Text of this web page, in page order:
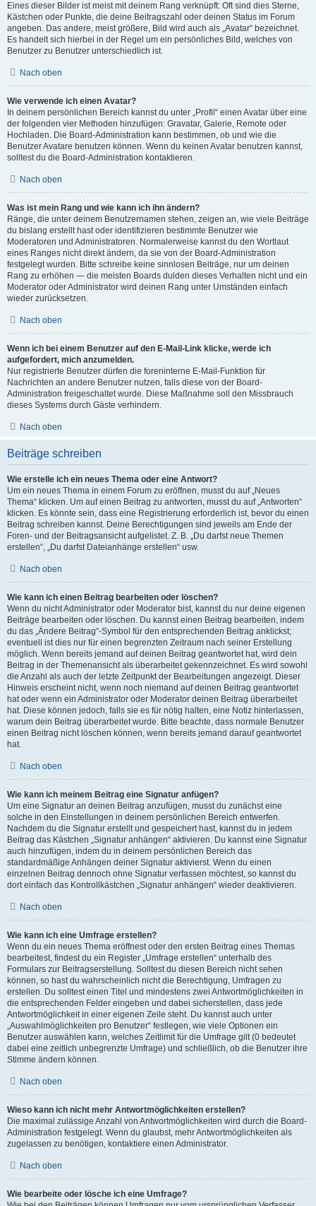
Eines dieser Bilder ist meist mit deinem Rang verknüpft: Oft sind dies Sterne,
Kästchen oder Punkte, die deine Beitragszahl oder deinen Status im Forum
angeben. Das andere, meist größere, Bild wird auch als „Avatar“ bezeichnet.
Es handelt sich hierbei in der Regel um ein persönliches Bild, welches von
Benutzer zu Benutzer unterschiedlich ist.
Nach oben
Wie verwende ich einen Avatar?
In deinem persönlichen Bereich kannst du unter „Profil“ einen Avatar über eine
der folgenden vier Methoden hinzufügen: Gravatar, Galerie, Remote oder
Hochladen. Die Board-Administration kann bestimmen, ob und wie die
Benutzer Avatare benutzen können. Wenn du keinen Avatar benutzen kannst,
solltest du die Board-Administration kontaktieren.
Nach oben
Was ist mein Rang und wie kann ich ihn ändern?
Ränge, die unter deinem Benutzernamen stehen, zeigen an, wie viele Beiträge
du bislang erstellt hast oder identifizieren bestimmte Benutzer wie
Moderatoren und Administratoren. Normalerweise kannst du den Wortlaut
eines Ranges nicht direkt ändern, da sie von der Board-Administration
festgelegt wurden. Bitte schreibe keine sinnlosen Beiträge, nur um deinen
Rang zu erhöhen — die meisten Boards dulden dieses Verhalten nicht und ein
Moderator oder Administrator wird deinen Rang unter Umständen einfach
wieder zurücksetzen.
Nach oben
Wenn ich bei einem Benutzer auf den E-Mail-Link klicke, werde ich
aufgefordert, mich anzumelden.
Nur registrierte Benutzer dürfen die foreninterne E-Mail-Funktion für
Nachrichten an andere Benutzer nutzen, falls diese von der Board-
Administration freigeschaltet wurde. Diese Maßnahme soll den Missbrauch
dieses Systems durch Gäste verhindern.
Nach oben
Beiträge schreiben
Wie erstelle ich ein neues Thema oder eine Antwort?
Um ein neues Thema in einem Forum zu eröffnen, musst du auf „Neues
Thema“ klicken. Um auf einen Beitrag zu antworten, musst du auf „Antworten“
klicken. Es könnte sein, dass eine Registrierung erforderlich ist, bevor du einen
Beitrag schreiben kannst. Deine Berechtigungen sind jeweils am Ende der
Foren- und der Beitragsansicht aufgelistet. Z. B. „Du darfst neue Themen
erstellen“, „Du darfst Dateianhänge erstellen“ usw.
Nach oben
Wie kann ich einen Beitrag bearbeiten oder löschen?
Wenn du nicht Administrator oder Moderator bist, kannst du nur deine eigenen
Beiträge bearbeiten oder löschen. Du kannst einen Beitrag bearbeiten, indem
du das „Ändere Beitrag“-Symbol für den entsprechenden Beitrag anklickst;
eventuell ist dies nur für einen begrenzten Zeitraum nach seiner Erstellung
möglich. Wenn bereits jemand auf deinen Beitrag geantwortet hat, wird dein
Beitrag in der Themenansicht als überarbeitet gekennzeichnet. Es wird sowohl
die Anzahl als auch der letzte Zeitpunkt der Bearbeitungen angezeigt. Dieser
Hinweis erscheint nicht, wenn noch niemand auf deinen Beitrag geantwortet
hat oder wenn ein Administrator oder Moderator deinen Beitrag überarbeitet
hat. Diese können jedoch, falls sie es für nötig halten, eine Notiz hinterlassen,
warum dein Beitrag überarbeitet wurde. Bitte beachte, dass normale Benutzer
einen Beitrag nicht löschen können, wenn bereits jemand darauf geantwortet
hat.
Nach oben
Wie kann ich meinem Beitrag eine Signatur anfügen?
Um eine Signatur an deinen Beitrag anzufügen, musst du zunächst eine
solche in den Einstellungen in deinem persönlichen Bereich entwerfen.
Nachdem du die Signatur erstellt und gespeichert hast, kannst du in jedem
Beitrag das Kästchen „Signatur anhängen“ aktivieren. Du kannst eine Signatur
auch hinzufügen, indem du in deinem persönlichen Bereich das
standardmäßige Anhängen deiner Signatur aktivierst. Wenn du einen
einzelnen Beitrag dennoch ohne Signatur verfassen möchtest, so kannst du
dort einfach das Kontrollkästchen „Signatur anhängen“ wieder deaktivieren.
Nach oben
Wie kann ich eine Umfrage erstellen?
Wenn du ein neues Thema eröffnest oder den ersten Beitrag eines Themas
bearbeitest, findest du ein Register „Umfrage erstellen“ unterhalb des
Formulars zur Beitragserstellung. Solltest du diesen Bereich nicht sehen
können, so hast du wahrscheinlich nicht die Berechtigung, Umfragen zu
erstellen. Du solltest einen Titel und mindestens zwei Antwortmöglichkeiten in
die entsprechenden Felder eingeben und dabei sicherstellen, dass jede
Antwortmöglichkeit in einer eigenen Zeile steht. Du kannst auch unter
„Auswahlmöglichkeiten pro Benutzer“ festlegen, wie viele Optionen ein
Benutzer auswählen kann, welches Zeitlimit für die Umfrage gilt (0 bedeutet
dabei eine zeitlich unbegrenzte Umfrage) und schließlich, ob die Benutzer ihre
Stimme ändern können.
Nach oben
Wieso kann ich nicht mehr Antwortmöglichkeiten erstellen?
Die maximal zulässige Anzahl von Antwortmöglichkeiten wird durch die Board-
Administration festgelegt. Wenn du glaubst, mehr Antwortmöglichkeiten als
zugelassen zu benötigen, kontaktiere einen Administrator.
Nach oben
Wie bearbeite oder lösche ich eine Umfrage?